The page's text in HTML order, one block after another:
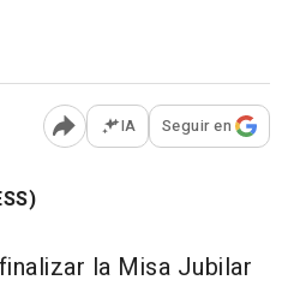
Abrir opciones para
IA Seguir en
la Misa Jubilar